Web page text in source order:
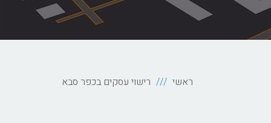
ראשי רישוי עסקים בכפר סבא